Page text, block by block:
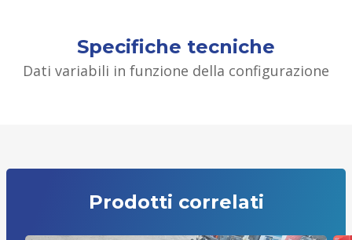
Specifiche tecniche
Dati variabili in funzione della configurazione
Prodotti correlati